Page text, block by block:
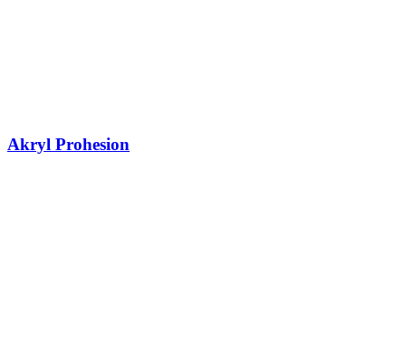
Akryl Prohesion